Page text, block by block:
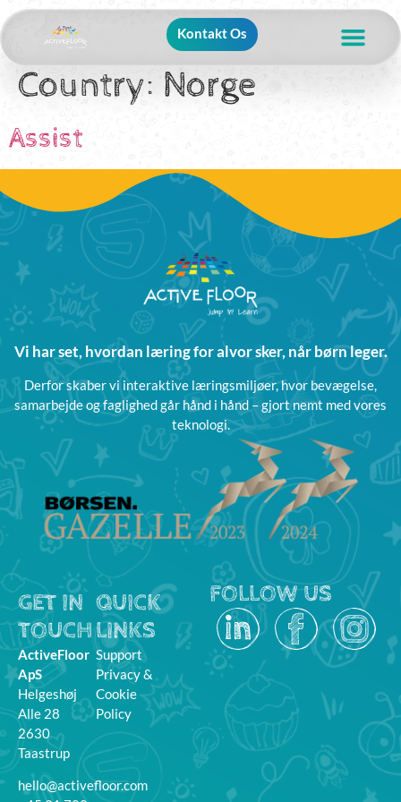
Kontakt Os
Country:Norge
Assist
Vi har set, hvordan læring for alvor sker, når børn leger.
Derfor skaber vi interaktive læringsmiljøer, hvor bevægelse,
samarbejde og faglighed går hånd i hånd – gjort nemt med vores
teknologi.
GET IN
TOUCH
ActiveFloor
ApS
Helgeshøj
Alle 28
2630
Taastrup
hello@activefloor.com
QUICK
LINKS
Support
Privacy &
Cookie
Policy
FOLLOW US